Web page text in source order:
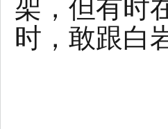
架，但有时
时，敢跟白